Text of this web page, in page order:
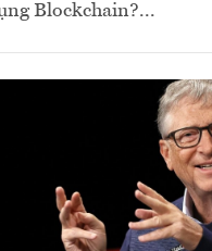
Blockchain?...